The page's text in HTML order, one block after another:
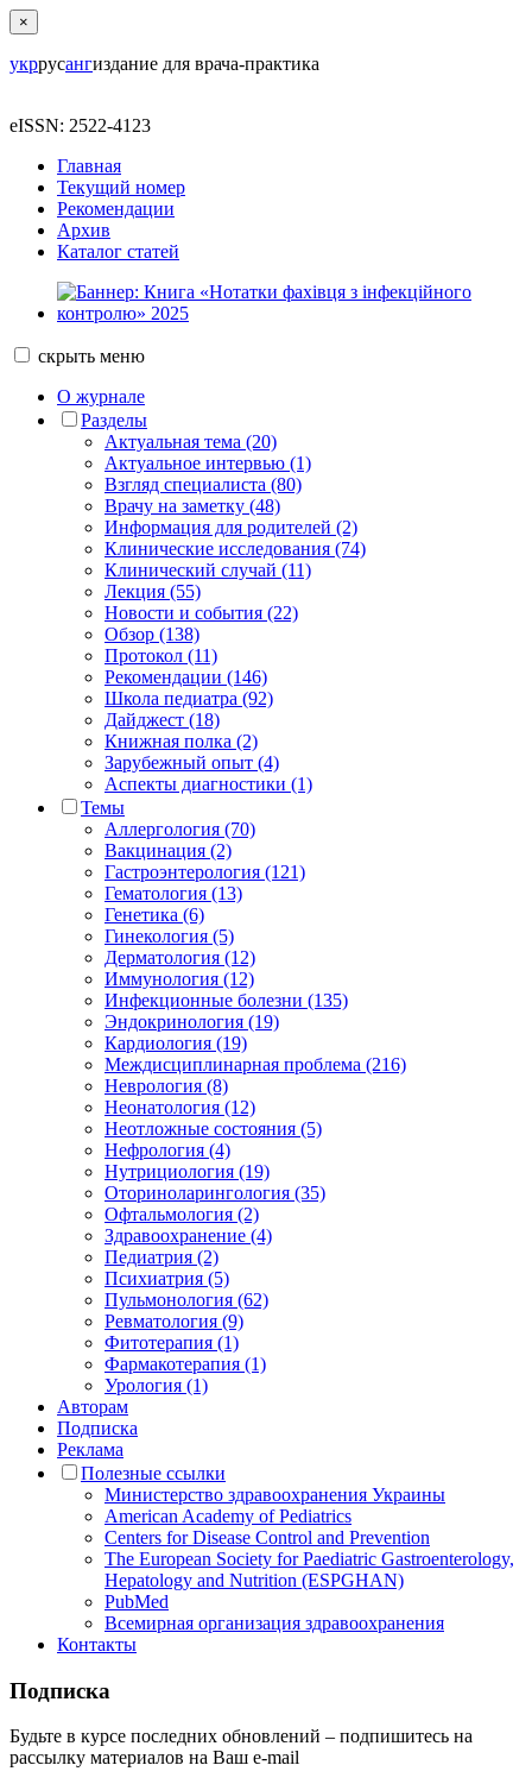
×
укррусангиздание для врача-практика
eISSN: 2522-4123
Главная
Текущий номер
Рекомендации
Архив
Каталог статей
скрыть меню
О журнале
Разделы
Актуальная тема (20)
Актуальное интервью (1)
Взгляд специалиста (80)
Врачу на заметку (48)
Информация для родителей (2)
Клинические исследования (74)
Клинический случай (11)
Лекция (55)
Новости и события (22)
Обзор (138)
Протокол (11)
Рекомендации (146)
Школа педиатра (92)
Дайджест (18)
Книжная полка (2)
Зарубежный опыт (4)
Аспекты диагностики (1)
Темы
Аллергология (70)
Вакцинация (2)
Гастроэнтерология (121)
Гематология (13)
Генетика (6)
Гинекология (5)
Дерматология (12)
Иммунология (12)
Инфекционные болезни (135)
Эндокринология (19)
Кардиология (19)
Междисциплинарная проблема (216)
Неврология (8)
Неонатология (12)
Неотложные состояния (5)
Нефрология (4)
Нутрициология (19)
Оториноларингология (35)
Офтальмология (2)
Здравоохранение (4)
Педиатрия (2)
Психиатрия (5)
Пульмонология (62)
Ревматология (9)
Фитотерапия (1)
Фармакотерапия (1)
Урология (1)
Авторам
Подписка
Реклама
Полезные ссылки
Министерство здравоохранения Украины
American Academy of Pediatrics
Centers for Disease Control and Prevention
The European Society for Paediatric Gastroenterology,
Hepatology and Nutrition (ESPGHAN)
PubMed
Всемирная организация здравоохранения
Контакты
Подписка
Будьте в курсе последних обновлений – подпишитесь на
рассылку материалов на Ваш e-mail